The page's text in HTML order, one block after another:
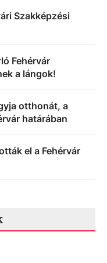
Szakképzési
Fehérvár
a lángok!
otthonát, a
határában
el a Fehérvár